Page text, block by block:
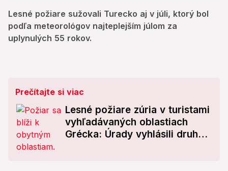
Lesné požiare sužovali Turecko aj v júli, ktorý bol
podľa meteorológov najteplejším júlom za
uplynulých 55 rokov.
Prečítajte si viac
Lesné požiare zúria v turistami
vyhľadávaných oblastiach
Grécka: Úrady vyhlásili druhý